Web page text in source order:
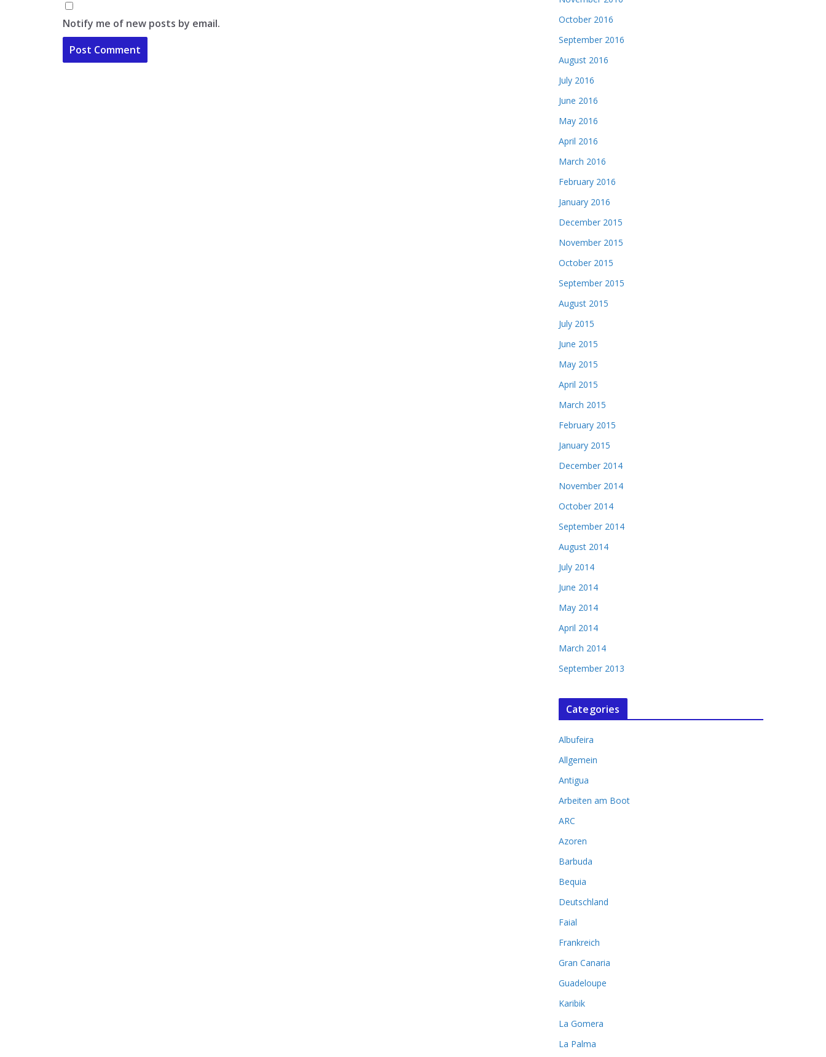
Notify me of new posts by email.
October 2016
September 2016
August 2016
July 2016
June 2016
May 2016
April 2016
March 2016
February 2016
January 2016
December 2015
November 2015
October 2015
September 2015
August 2015
July 2015
June 2015
May 2015
April 2015
March 2015
February 2015
January 2015
December 2014
November 2014
October 2014
September 2014
August 2014
July 2014
June 2014
May 2014
April 2014
March 2014
September 2013
Categories
Albufeira
Allgemein
Antigua
Arbeiten am Boot
ARC
Azoren
Barbuda
Bequia
Deutschland
Faial
Frankreich
Gran Canaria
Guadeloupe
Karibik
La Gomera
La Palma